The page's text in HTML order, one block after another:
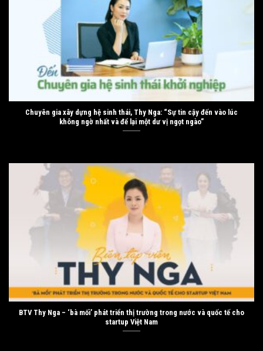
Chuyên gia xây dựng hệ sinh thái, Thy Nga: “Sự tin cậy đến vào lúc
không ngờ nhất và để lại một dư vị ngọt ngào”
BTV Thy Nga – ‘bà mối’ phát triển thị trường trong nước và quốc tế cho
startup Việt Nam